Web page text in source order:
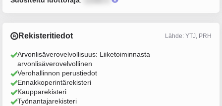
Rekisteritiedot Lähde: YTJ, PRH
Arvonlisäverovelvollisuus: Liiketoiminnasta
arvonlisäverovelvollinen
Verohallinnon perustiedot
Ennakkoperintärekisteri
Kaupparekisteri
Työnantajarekisteri